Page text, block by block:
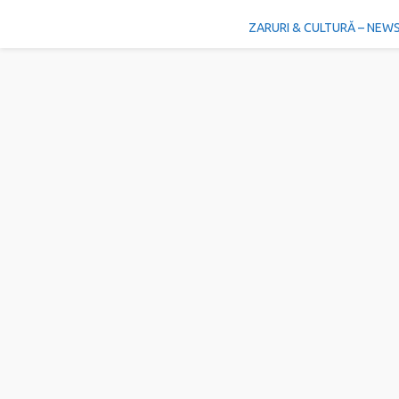
ZARURI & CULTURĂ –